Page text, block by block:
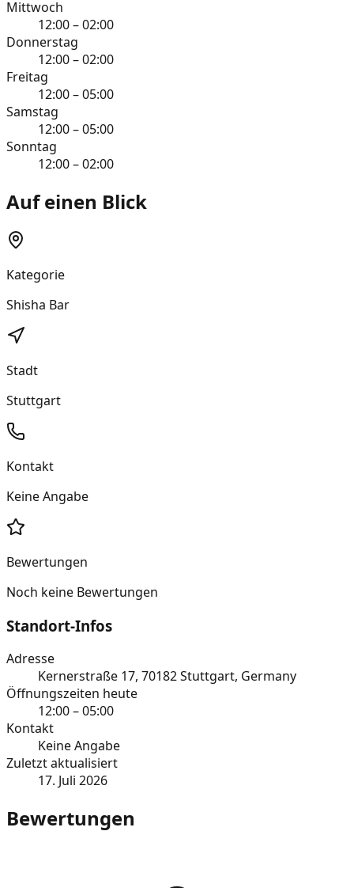
Mittwoch
12:00 – 02:00
Donnerstag
12:00 – 02:00
Freitag
12:00 – 05:00
Samstag
12:00 – 05:00
Sonntag
12:00 – 02:00
Auf einen Blick
Kategorie
Shisha Bar
Stadt
Stuttgart
Kontakt
Keine Angabe
Bewertungen
Noch keine Bewertungen
Standort-Infos
Adresse
Kernerstraße 17, 70182 Stuttgart, Germany
Öffnungszeiten heute
12:00 – 05:00
Kontakt
Keine Angabe
Zuletzt aktualisiert
17. Juli 2026
Bewertungen